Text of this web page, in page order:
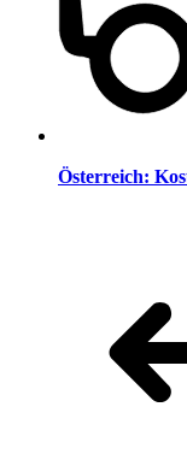
Österreich: